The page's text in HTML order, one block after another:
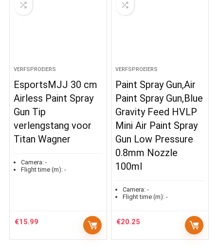
VERFSPROEIERS
EsportsMJJ 30 cm
Airless Paint Spray
Gun Tip
verlengstang voor
Titan Wagner
Camera: -
Flight time (m): -
€15.99
VERFSPROEIERS
Paint Spray Gun,Air
Paint Spray Gun,Blue
Gravity Feed HVLP
Mini Air Paint Spray
Gun Low Pressure
0.8mm Nozzle
100ml
Camera: -
Flight time (m): -
€20.25